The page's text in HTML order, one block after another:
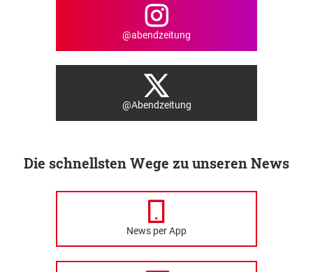
@abendzeitung
@Abendzeitung
Die schnellsten Wege zu unseren News
News per App